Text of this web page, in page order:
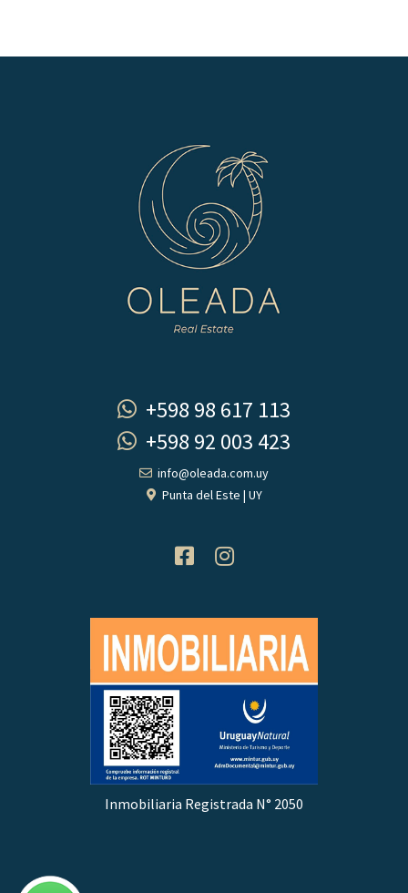
+598 98 617 113
+598 92 003 423
info@oleada.com.uy
Punta del Este | UY
Inmobiliaria Registrada N° 2050